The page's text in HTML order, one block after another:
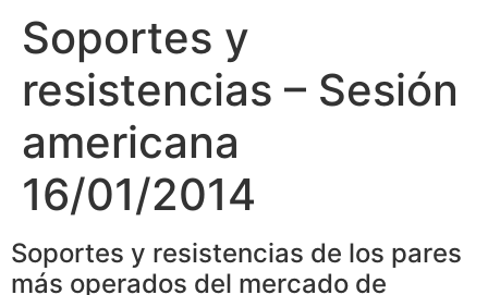
Soportes y
resistencias – Sesión
americana
16/01/2014
Soportes y resistencias de los pares
más operados del mercado de